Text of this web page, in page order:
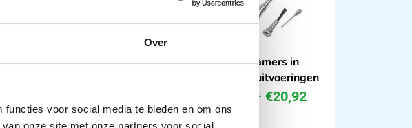
Over
voor social media te bieden en om ons
onze site met onze partners voor social
Reflexhamer Berliner
Reflexhamers in
diverse uitvoeringen
– €20,92